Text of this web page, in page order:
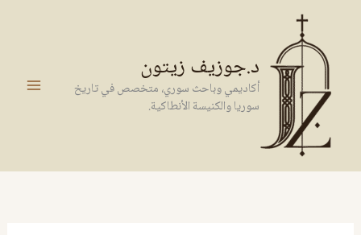
المحتوى
د.جوزيف زيتون
أكاديمي وباحث سوري، متخصص في تاريخ
سوريا والكنيسة الأنطاكية.